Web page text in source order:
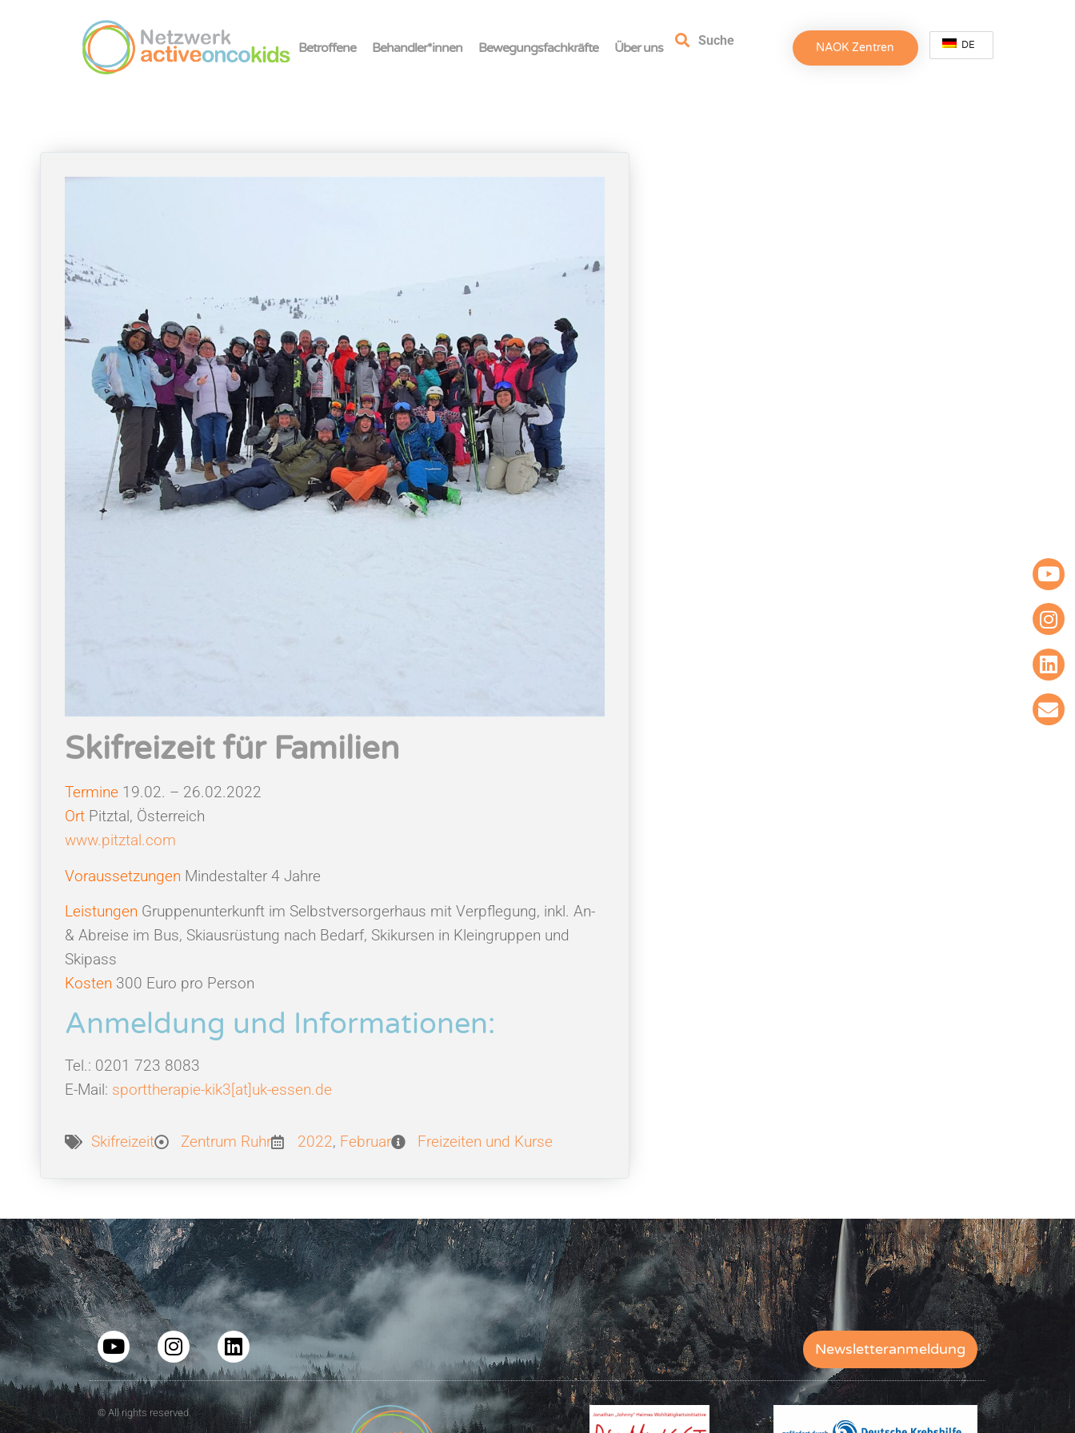
Betroffene Behandler*innen Bewegungsfachkräfte Über uns Suche NAOK Zentren DE
Skifreizeit für Familien
Termine 19.02. – 26.02.2022
Ort Pitztal, Österreich
www.pitztal.com
Voraussetzungen Mindestalter 4 Jahre
Leistungen Gruppenunterkunft im Selbstversorgerhaus mit Verpflegung, inkl. An-
& Abreise im Bus, Skiausrüstung nach Bedarf, Skikursen in Kleingruppen und
Skipass
Kosten 300 Euro pro Person
Anmeldung und Informationen:
Tel.: 0201 723 8083
E-Mail: sporttherapie-kik3[at]uk-essen.de
Skifreizeit Zentrum Ruhr 2022, Februar Freizeiten und Kurse
Newsletteranmeldung
© All rights reserved